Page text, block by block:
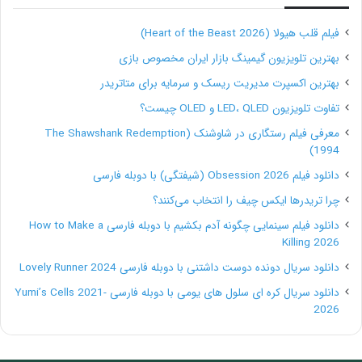
جدید دارید. شیوه همکاری شما با حسابدارتان تفاوتی ندارد.
چند معیار مهم برای گنجاندن در این جایگاه شغلی باید در
نظر گرفته شود:
جریان کاری:به چه چیزی نیاز دارید؟ آیا پر تکرار هستند؟
ارتباطات:حسابدارتان چگونه با شما ارتباط برقرار می کند؟
فنی: پروسه جاری شما چیست؟ چه نرم افزاری استفاده می
کنید؟ آیا آنها نیاز به دسترسی به پرتال یا سیستم های خاص
دارند؟
دارید داشته باشید؟
فیلم قلب هیولا (Heart of the Beast 2026)
بهترین تلویزیون گیمینگ بازار ایران مخصوص بازی
بهترین اکسپرت مدیریت ریسک و سرمایه برای متاتریدر
تفاوت تلویزیون LED، QLED و OLED چیست؟
معرفی فیلم رستگاری در شاوشنک (The Shawshank Redemption
1994)
دانلود فیلم Obsession 2026 (شیفتگی) با دوبله فارسی
چرا تریدرها ایکس چیف را انتخاب می‌کنند؟
دانلود فیلم سینمایی چگونه آدم بکشیم با دوبله فارسی How to Make a
Killing 2026
دانلود سریال دونده دوست داشتنی با دوبله فارسی Lovely Runner 2024
دانلود سریال کره ای سلول های یومی با دوبله فارسی Yumi’s Cells 2021-
2026